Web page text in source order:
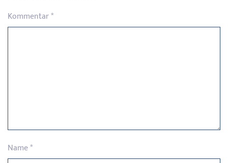
Kommentar*
Name*